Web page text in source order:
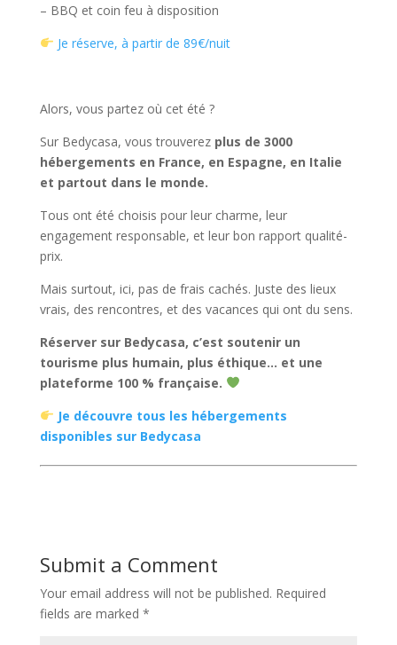
– BBQ et coin feu à disposition
Je réserve, à partir de 89€/nuit
Alors, vous partez où cet été ?
Sur Bedycasa, vous trouverez plus de 3000
hébergements en France, en Espagne, en Italie
et partout dans le monde.
Tous ont été choisis pour leur charme, leur
engagement responsable, et leur bon rapport qualité-
prix.
Mais surtout, ici, pas de frais cachés. Juste des lieux
vrais, des rencontres, et des vacances qui ont du sens.
Réserver sur Bedycasa, c’est soutenir un
tourisme plus humain, plus éthique… et une
plateforme 100 % française.
Je découvre tous les hébergements
disponibles sur Bedycasa
Submit a Comment
Your email address will not be published. Required
fields are marked *